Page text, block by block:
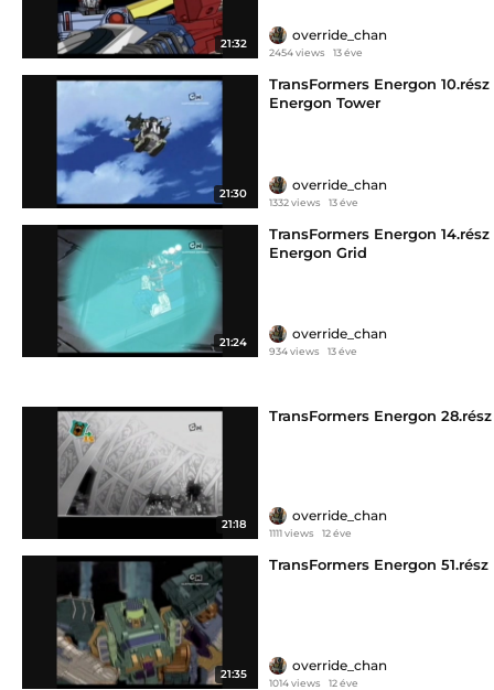
21:32
override_chan
2454 views 13 éve
21:30
TransFormers Energon 10.rész
Energon Tower
override_chan
1332 views 13 éve
21:24
TransFormers Energon 14.rész
Energon Grid
override_chan
934 views 13 éve
21:18
TransFormers Energon 28.rész
override_chan
1111 views 12 éve
21:35
TransFormers Energon 51.rész
override_chan
1014 views 12 éve